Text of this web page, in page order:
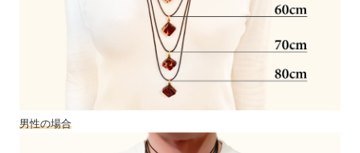
男性の場合